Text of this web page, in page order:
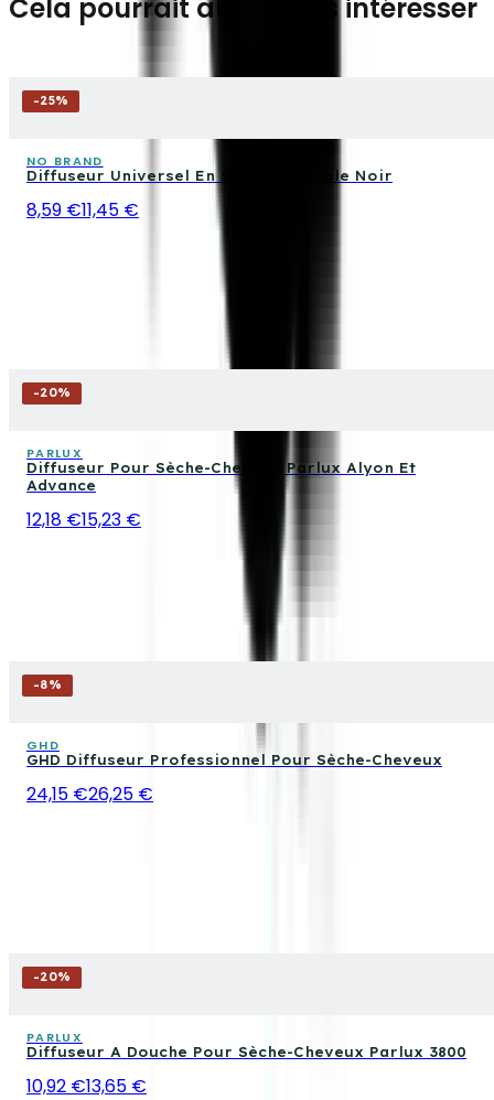
Cela pourrait aussi vous intéresser
-25%
NO BRAND
Diffuseur Universel En Silicone Pliable Noir
8,59 €11,45 €
-20%
PARLUX
Diffuseur Pour Sèche-Cheveux Parlux Alyon Et
Advance
12,18 €15,23 €
-8%
GHD
GHD Diffuseur Professionnel Pour Sèche-Cheveux
24,15 €26,25 €
-20%
PARLUX
Diffuseur A Douche Pour Sèche-Cheveux Parlux 3800
10,92 €13,65 €